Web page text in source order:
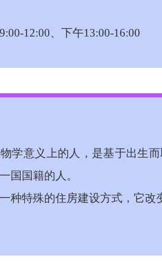
9:00-12:00、下午13:00-16:00
学意义上的人，是基于出生
国国籍的人。
种特殊的住房建设方式，它